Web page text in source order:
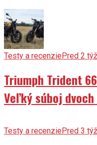
Testy a recenziePred 2
Triumph Trident
Veľký súboj
Testy a recenziePred 3